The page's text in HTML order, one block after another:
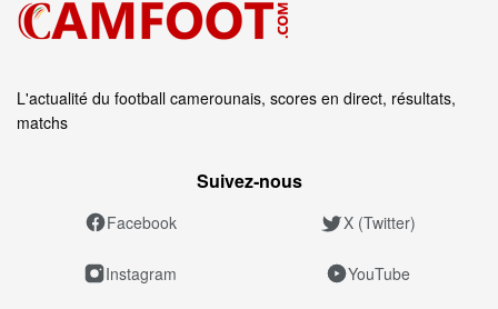
L'actualité du football camerounais, scores en direct, résultats,
matchs
Suivez‑nous
Facebook X (Twitter)
Instagram YouTube